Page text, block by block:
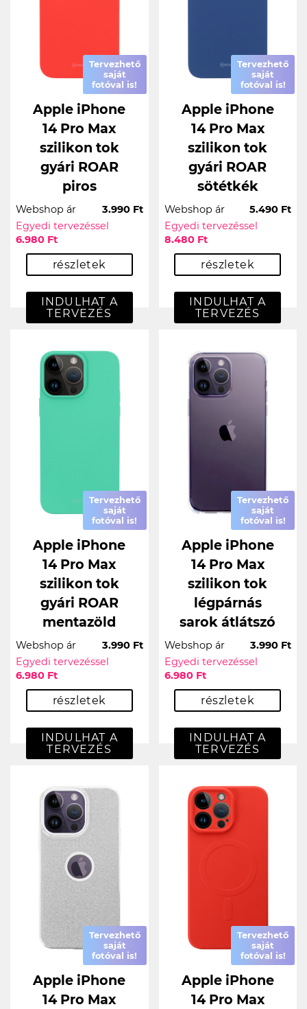
Tervezhető
saját
fotóval is!
Apple iPhone
14 Pro Max
szilikon tok
gyári ROAR
piros
Webshop ár
3.990 Ft
Egyedi tervezéssel
6.980 Ft
részletek
INDULHAT A
TERVEZÉS
Tervezhető
saját
fotóval is!
Apple iPhone
14 Pro Max
szilikon tok
gyári ROAR
sötétkék
Webshop ár
5.490 Ft
Egyedi tervezéssel
8.480 Ft
részletek
INDULHAT A
TERVEZÉS
Tervezhető
saját
fotóval is!
Apple iPhone
14 Pro Max
szilikon tok
gyári ROAR
mentazöld
Webshop ár
3.990 Ft
Egyedi tervezéssel
6.980 Ft
részletek
INDULHAT A
TERVEZÉS
Tervezhető
saját
fotóval is!
Apple iPhone
14 Pro Max
szilikon tok
légpárnás
sarok átlátszó
Webshop ár
3.990 Ft
Egyedi tervezéssel
6.980 Ft
részletek
INDULHAT A
TERVEZÉS
Tervezhető
saját
fotóval is!
Apple iPhone
14 Pro Max
Tervezhető
saját
fotóval is!
Apple iPhone
14 Pro Max